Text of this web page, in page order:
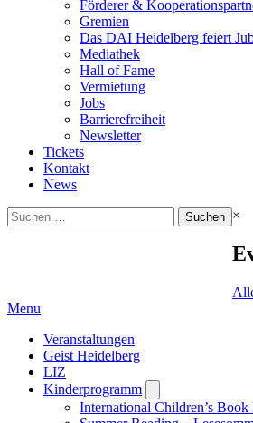
Förderer &
Gremien
Das DAI Heidelberg feiert
Mediathek
Hall of Fame
Vermietung
Jobs
Barrierefreiheit
Newsletter
Tickets
Kontakt
News
Suchen
nach:
×
Menu
Veranstaltungen
Geist Heidelberg
LIZ
Kinderprogramm
submenu
International Children’s Book